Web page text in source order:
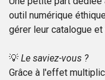
outil numérique
gérer leur catalogue
💡 Le saviez-vous ?
Grâce à l'effet